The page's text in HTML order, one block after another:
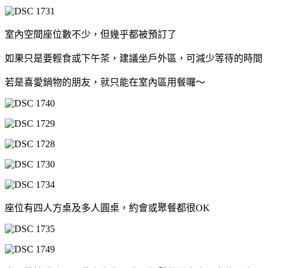
室內空間座位數不少，但幾乎都被預訂了
如果只是要輕食或下午茶，建議坐戶外區，可減少等待的時間
若是喜愛鍋物的朋友，就只能在室內區用餐囉～
座位有四人方桌及多人圓桌，約會或聚餐都很OK